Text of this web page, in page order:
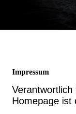
Impressum
Homepage ist